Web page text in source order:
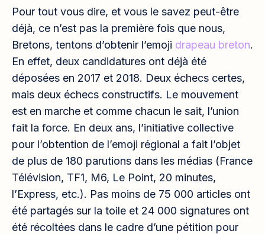
Pour tout vous dire, et vous le savez peut-être
déjà, ce n’est pas la première fois que nous,
Bretons, tentons d’obtenir l’emoji drapeau breton.
En effet, deux candidatures ont déjà été
déposées en 2017 et 2018. Deux échecs certes,
mais deux échecs constructifs. Le mouvement
est en marche et comme chacun le sait, l’union
fait la force. En deux ans, l’initiative collective
pour l’obtention de l’emoji régional a fait l’objet
de plus de 180 parutions dans les médias (France
Télévision, TF1, M6, Le Point, 20 minutes,
l’Express, etc.). Pas moins de 75 000 articles ont
été partagés sur la toile et 24 000 signatures ont
été récoltées dans le cadre d’une pétition pour